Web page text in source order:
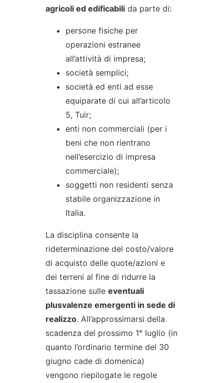
agricoli ed edificabili da parte di:
persone fisiche per
operazioni estranee
all’attività di impresa;
società semplici;
società ed enti ad esse
equiparate di cui all’articolo
5, Tuir;
enti non commerciali (per i
beni che non rientrano
nell’esercizio di impresa
commerciale);
soggetti non residenti senza
stabile organizzazione in
Italia.
La disciplina consente la
rideterminazione del costo/valore
di acquisto delle quote/azioni e
dei terreni al fine di ridurre la
tassazione sulle eventuali
plusvalenze emergenti in sede di
realizzo. All’approssimarsi della
scadenza del prossimo 1° luglio (in
quanto l’ordinario termine del 30
giugno cade di domenica)
vengono riepilogate le regole